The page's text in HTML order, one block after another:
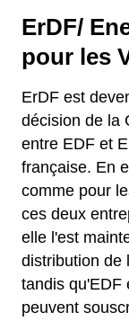
ErDF/
pour les
ErDF est
décision de la
entre EDF et
française. En
comme pour
ces deux
elle l'est
distribution de
tandis qu'EDF
peuvent